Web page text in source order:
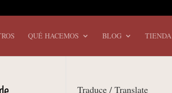
QUÉ HACEMOS BLOG TIENDA
Traduce / Translate